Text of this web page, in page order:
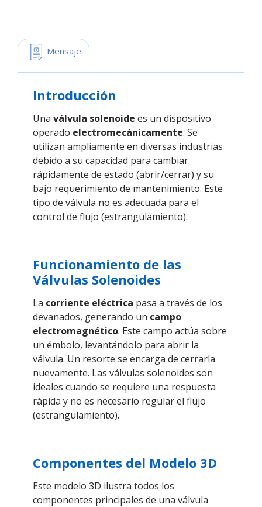
Mensaje
Introducción
Una válvula solenoide es un dispositivo
operado electromecánicamente. Se
utilizan ampliamente en diversas industrias
debido a su capacidad para cambiar
rápidamente de estado (abrir/cerrar) y su
bajo requerimiento de mantenimiento. Este
tipo de válvula no es adecuada para el
control de flujo (estrangulamiento).
Funcionamiento de las
Válvulas Solenoides
La corriente eléctrica pasa a través de los
devanados, generando un campo
electromagnético. Este campo actúa sobre
un émbolo, levantándolo para abrir la
válvula. Un resorte se encarga de cerrarla
nuevamente. Las válvulas solenoides son
ideales cuando se requiere una respuesta
rápida y no es necesario regular el flujo
(estrangulamiento).
Componentes del Modelo 3D
Este modelo 3D ilustra todos los
componentes principales de una válvula